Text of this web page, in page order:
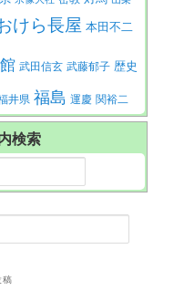
けら長屋 本田不二
武田信玄 武藤郁子 歴史
井県 福島 運慶 関裕二
検索
稿